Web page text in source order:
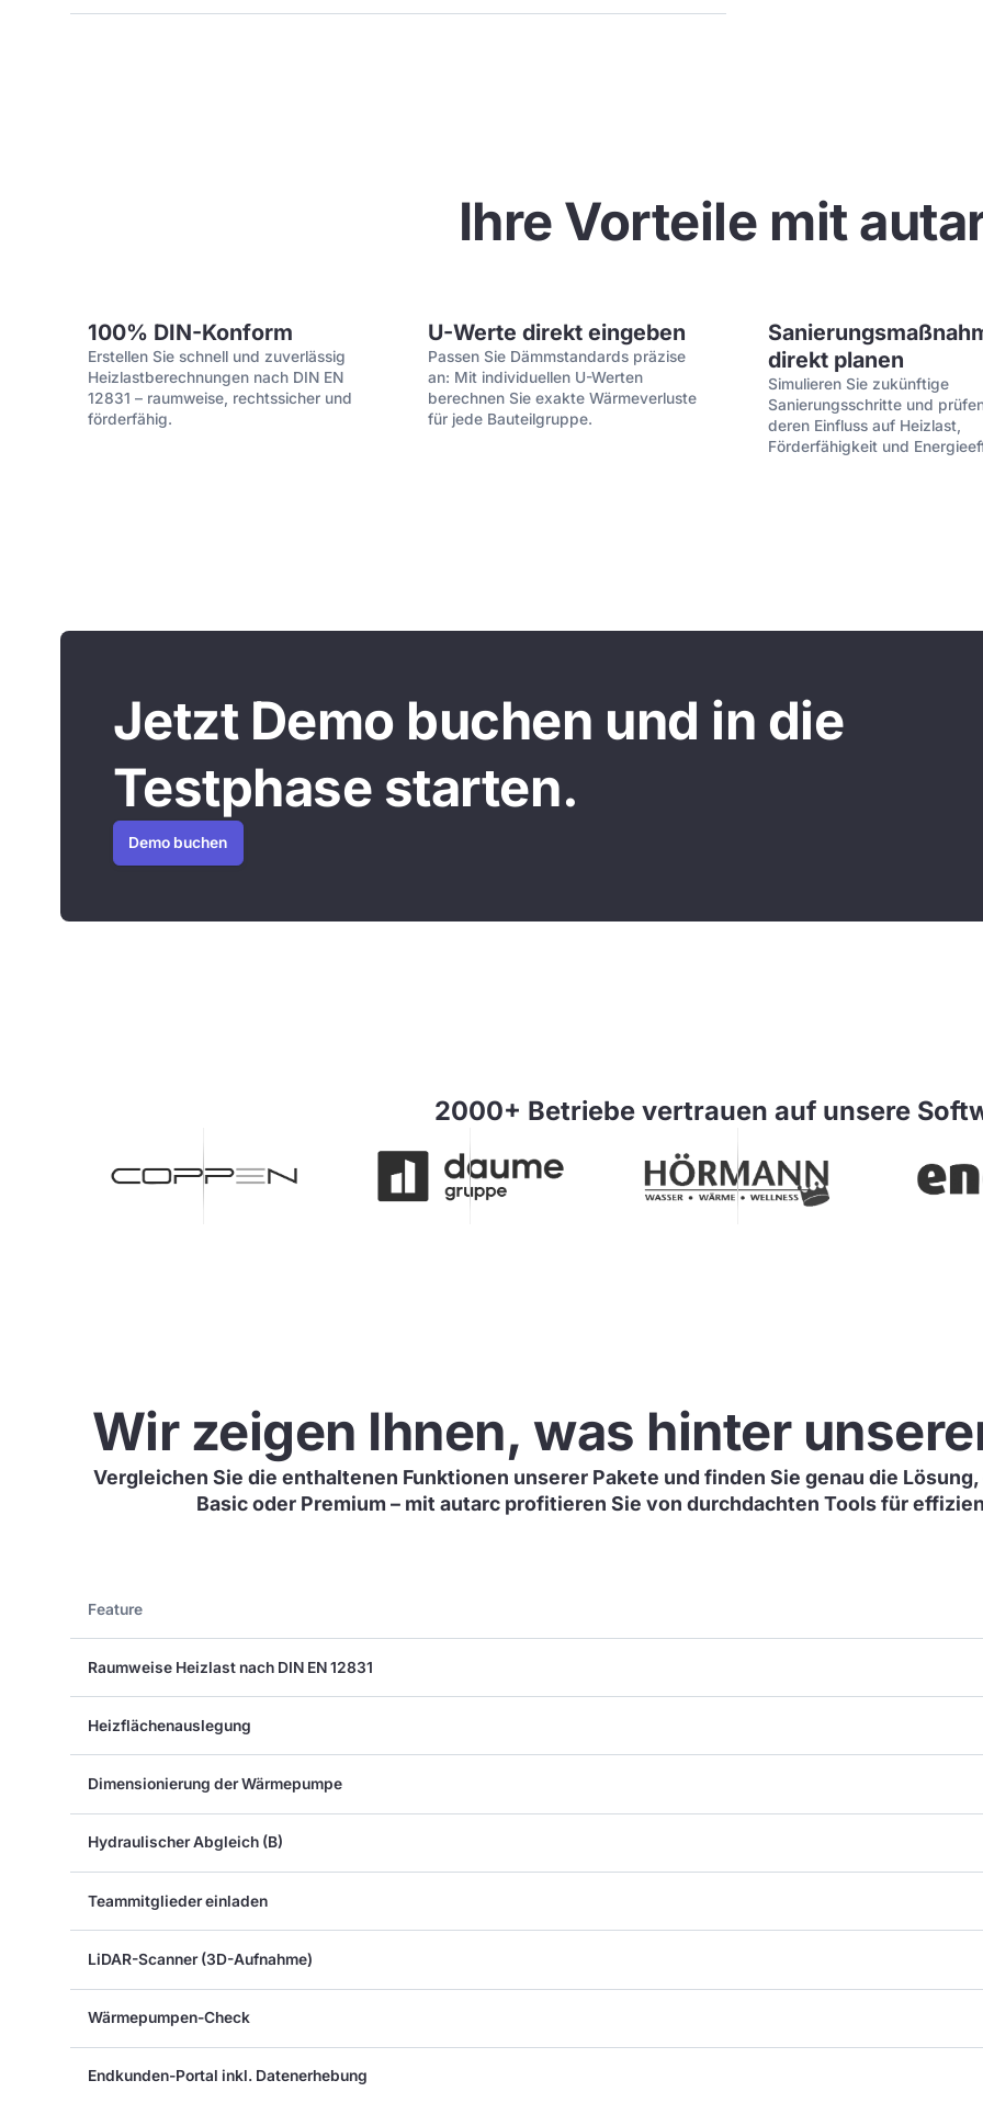
Ihre Vorteile mit
100% DIN-Konform
Erstellen Sie schnell und zuverlässig
Heizlastberechnungen nach DIN EN
12831 – raumweise, rechtssicher und
förderfähig.
U-Werte direkt eingeben
Passen Sie Dämmstandards präzise
an: Mit individuellen U-Werten
berechnen Sie exakte Wärmeverluste
für jede Bauteilgruppe.
direkt planen
Simulieren Sie zukünftige
Sanierungsschritte und
deren Einfluss auf Heizlast,
Förderfähigkeit und
Jetzt Demo buchen und in die
Testphase starten.
Demo buchen
2000+ Betriebe vertrauen auf unsere
Wir zeigen Ihnen, was hinter
Vergleichen Sie die enthaltenen Funktionen unserer Pakete und finden Sie genau die
Basic oder Premium – mit autarc profitieren Sie von durchdachten Tools für
Feature
Raumweise Heizlast nach DIN EN 12831
Heizflächenauslegung
Dimensionierung der Wärmepumpe
Hydraulischer Abgleich (B)
Teammitglieder einladen
LiDAR-Scanner (3D-Aufnahme)
Wärmepumpen-Check
Endkunden-Portal inkl. Datenerhebung